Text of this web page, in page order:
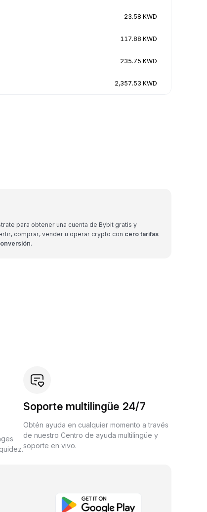
23.58 KWD
117.88 KWD
235.75 KWD
2,357.53 KWD
para obtener una cuenta de Bybit gratis y
comprar, vender u operar crypto con cero tarifas
.
Soporte multilingüe 24/7
Obtén ayuda en cualquier momento a través
de nuestro Centro de ayuda multilingüe y
soporte en vivo.